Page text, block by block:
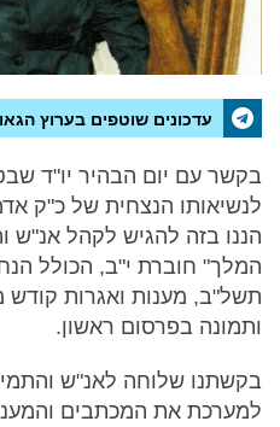
עדכונים שוטפים בערוץ
בקשר עם יום הבהיר יו"ד
לנשיאותו הנצחית של כ"ק
הננו בזה להגיש לקהל אנ"ש
המלך" חוברת י"ב, הכולל
תשל"ב, מענות ואגרות
ותמונה בפרסום ראשון.
בקשתנו שלוחה לאנ"ש
למערכת את המכתבים